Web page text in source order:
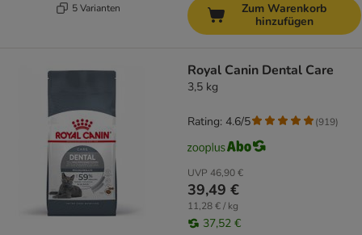
5 Varianten
Zum Warenkorb
hinzufügen
Royal Canin Dental Care
3,5 kg
UVP 46,90 €
39,49 €
11,28 € / kg
37,52 €
Rating: 4.6/5 (919)